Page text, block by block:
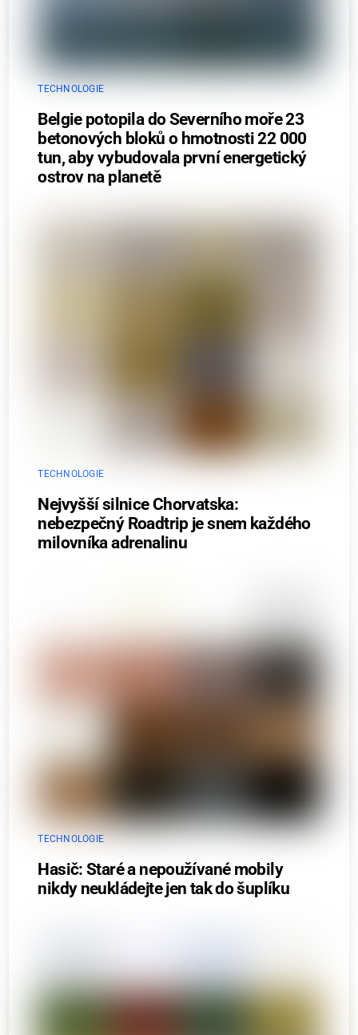
TECHNOLOGIE
Belgie potopila do Severního moře 23
betonových bloků o hmotnosti 22 000
tun, aby vybudovala první energetický
ostrov na planetě
TECHNOLOGIE
Nejvyšší silnice Chorvatska:
nebezpečný Roadtrip je snem každého
milovníka adrenalinu
TECHNOLOGIE
Hasič: Staré a nepoužívané mobily
nikdy neukládejte jen tak do šuplíku